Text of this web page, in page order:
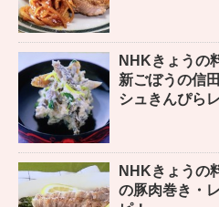
NHKきょうの
新ごぼうの信
シュきんぴら
NHKきょうの
の豚肉巻き・